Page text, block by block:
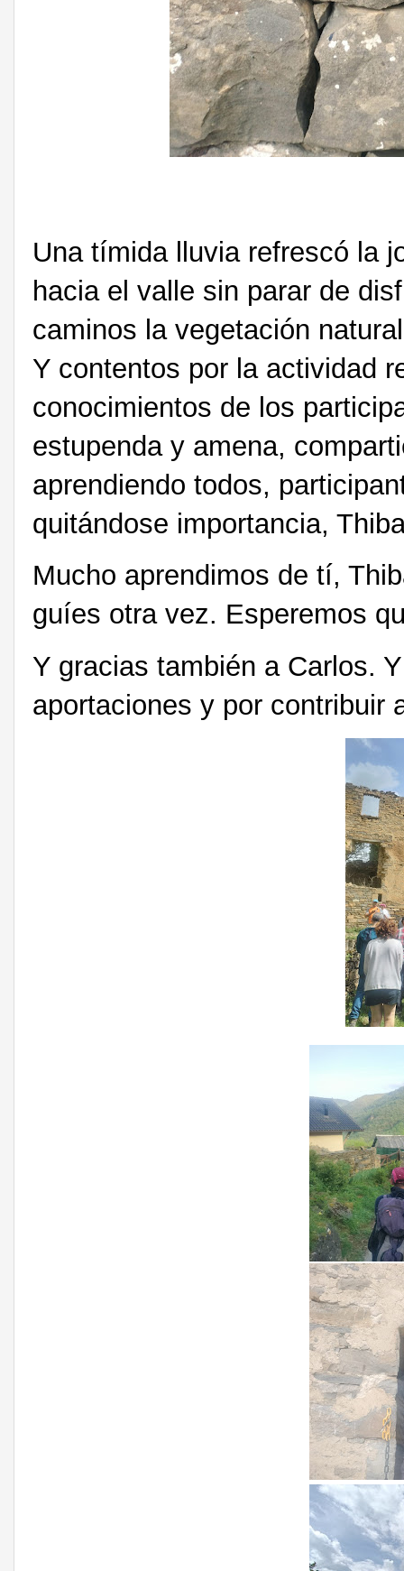
Una tímida lluvia refrescó la
hacia el valle sin parar de
caminos la vegetación
Y contentos por la actividad
conocimientos de los
estupenda y amena,
aprendiendo todos,
quitándose importancia,
Mucho aprendimos de tí,
guíes otra vez. Esperemos
Y gracias también a Carlos.
aportaciones y por contribuir